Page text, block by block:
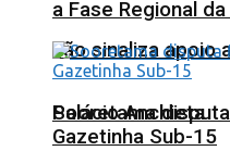
não sinaliza apoio
Palácio Anchieta
a Fase Regional
Sooretama
Gazetinha Sub-15